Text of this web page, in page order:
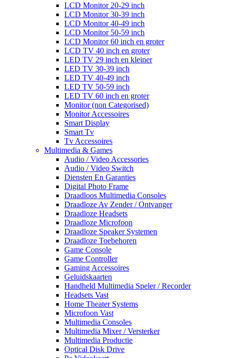
LCD Monitor 20-29 inch
LCD Monitor 30-39 inch
LCD Monitor 40-49 inch
LCD Monitor 50-59 inch
LCD Monitor 60 inch en groter
LCD TV 40 inch en groter
LED TV 29 inch en kleiner
LED TV 30-39 inch
LED TV 40-49 inch
LED TV 50-59 inch
LED TV 60 inch en groter
Monitor (non Categorised)
Monitor Accessoires
Smart Display
Smart Tv
Tv Accessoires
Multimedia & Games
Audio / Video Accessories
Audio / Video Switch
Diensten En Garanties
Digital Photo Frame
Draadloos Multimedia Consoles
Draadloze Av Zender / Ontvanger
Draadloze Headsets
Draadloze Microfoon
Draadloze Speaker Systemen
Draadloze Toebehoren
Game Console
Game Controller
Gaming Accessoires
Geluidskaarten
Handheld Multimedia Speler / Recorder
Headsets Vast
Home Theater Systems
Microfoon Vast
Multimedia Consoles
Multimedia Mixer / Versterker
Multimedia Productie
Optical Disk Drive